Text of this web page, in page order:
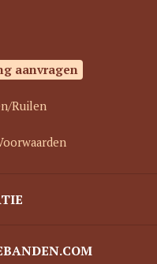
aanvragen
Ruilen